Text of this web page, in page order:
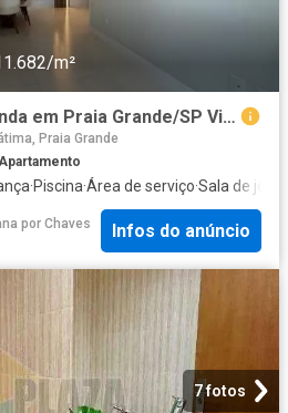
m²
Apartamento para Venda em Praia Grande/SP Vila Caiçara 3 Quartos
Praia Grande
Apartamento
·Piscina·Área de serviço·Sala de
por Chaves
Infos do anúncio
7 fotos